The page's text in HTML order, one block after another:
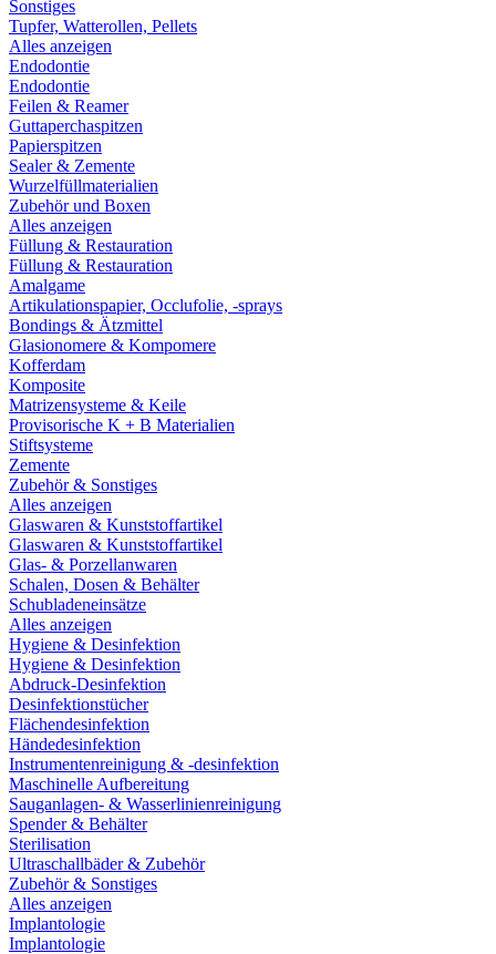
Sonstiges
Tupfer, Watterollen, Pellets
Alles anzeigen
Endodontie
Endodontie
Feilen & Reamer
Guttaperchaspitzen
Papierspitzen
Sealer & Zemente
Wurzelfüllmaterialien
Zubehör und Boxen
Alles anzeigen
Füllung & Restauration
Füllung & Restauration
Amalgame
Artikulationspapier, Occlufolie, -sprays
Bondings & Ätzmittel
Glasionomere & Kompomere
Kofferdam
Komposite
Matrizensysteme & Keile
Provisorische K + B Materialien
Stiftsysteme
Zemente
Zubehör & Sonstiges
Alles anzeigen
Glaswaren & Kunststoffartikel
Glaswaren & Kunststoffartikel
Glas- & Porzellanwaren
Schalen, Dosen & Behälter
Schubladeneinsätze
Alles anzeigen
Hygiene & Desinfektion
Hygiene & Desinfektion
Abdruck-Desinfektion
Desinfektionstücher
Flächendesinfektion
Händedesinfektion
Instrumentenreinigung & -desinfektion
Maschinelle Aufbereitung
Sauganlagen- & Wasserlinienreinigung
Spender & Behälter
Sterilisation
Ultraschallbäder & Zubehör
Zubehör & Sonstiges
Alles anzeigen
Implantologie
Implantologie